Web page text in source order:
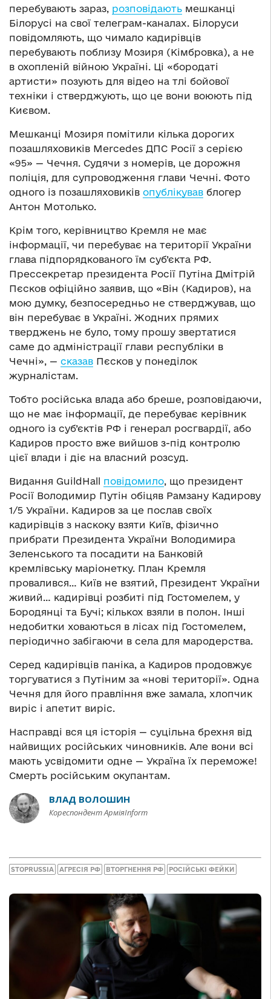
перебувають зараз, розповідають мешканці
Білорусі на свої телеграм-каналах. Білоруси
повідомляють, що чимало кадирівців
перебувають поблизу Мозиря (Кімбровка), а не
в охопленій війною Україні. Ці «бородаті
артисти» позують для відео на тлі бойової
техніки і стверджують, що це вони воюють під
Києвом.
Мешканці Мозиря помітили кілька дорогих
позашляховиків Mercedes ДПС Росії з серією
«95» — Чечня. Судячи з номерів, це дорожня
поліція, для супроводження глави Чечні. Фото
одного із позашляховиків опублікував блогер
Антон Мотолько.
Крім того, керівництво Кремля не має
інформації, чи перебуває на території України
глава підпорядкованого їм суб’єкта РФ.
Прессекретар президента Росії Путіна Дмітрій
Пєсков офіційно заявив, що «Він (Кадиров), на
мою думку, безпосередньо не стверджував, що
він перебуває в Україні. Жодних прямих
тверджень не було, тому прошу звертатися
саме до адміністрації глави республіки в
Чечні», — сказав Пєсков у понеділок
журналістам.
Тобто російська влада або бреше, розповідаючи,
що не має інформації, де перебуває керівник
одного із суб’єктів РФ і генерал росгвардії, або
Кадиров просто вже вийшов з-під контролю
цієї влади і діє на власний розсуд.
Видання GuildHall повідомило, що президент
Росії Володимир Путін обіцяв Рамзану Кадирову
1/5 України. Кадиров за це послав своїх
кадирівців з наскоку взяти Київ, фізично
прибрати Президента України Володимира
Зеленського та посадити на Банковій
кремлівську маріонетку. План Кремля
провалився… Київ не взятий, Президент України
живий… кадирівці розбиті під Гостомелем, у
Бородянці та Бучі; кількох взяли в полон. Інші
недобитки ховаються в лісах під Гостомелем,
періодично забігаючи в села для мародерства.
Серед кадирівців паніка, а Кадиров продовжує
торгуватися з Путіним за «нові території». Одна
Чечня для його правління вже замала, хлопчик
виріс і апетит виріс.
Насправді вся ця історія — суцільна брехня від
найвищих російських чиновників. Але вони всі
мають усвідомити одне — Україна їх переможе!
Смерть російським окупантам.
ВЛАД ВОЛОШИН
Кореспондент АрміяInform
STOPRUSSIA АГРЕСІЯ РФ ВТОРГНЕННЯ РФ РОСІЙСЬКІ ФЕЙКИ